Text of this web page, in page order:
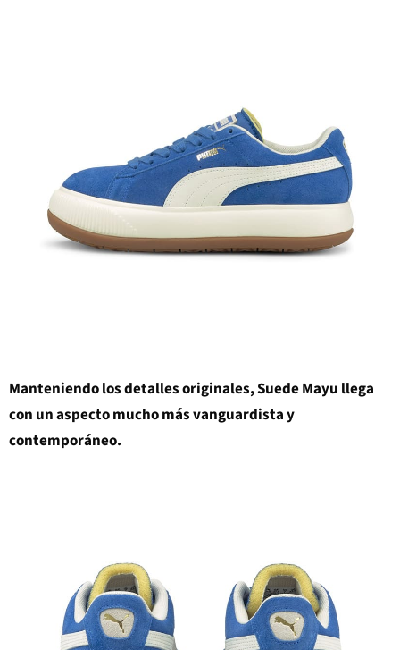
Manteniendo los detalles originales, Suede Mayu llega
con un aspecto mucho más vanguardista y
contemporáneo.